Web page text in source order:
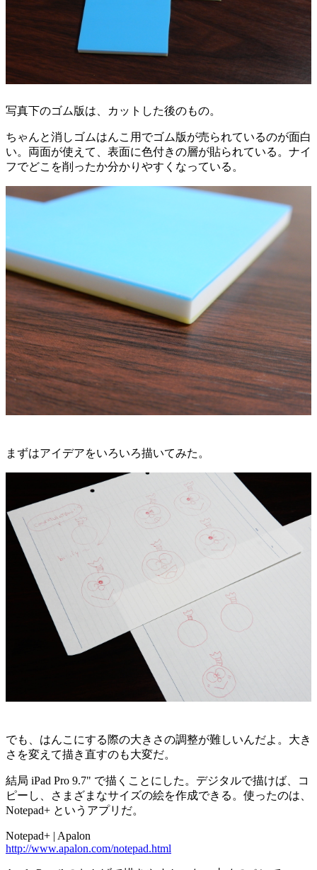
写真下のゴム版は、カットした後のもの。
ちゃんと消しゴムはんこ用でゴム版が売られているのが面白
い。両面が使えて、表面に色付きの層が貼られている。ナイ
フでどこを削ったか分かりやすくなっている。
まずはアイデアをいろいろ描いてみた。
でも、はんこにする際の大きさの調整が難しいんだよ。大き
さを変えて描き直すのも大変だ。
結局 iPad Pro 9.7" で描くことにした。デジタルで描けば、コ
ピーし、さまざまなサイズの絵を作成できる。使ったのは、
Notepad+ というアプリだ。
Notepad+ | Apalon
http://www.apalon.com/notepad.html